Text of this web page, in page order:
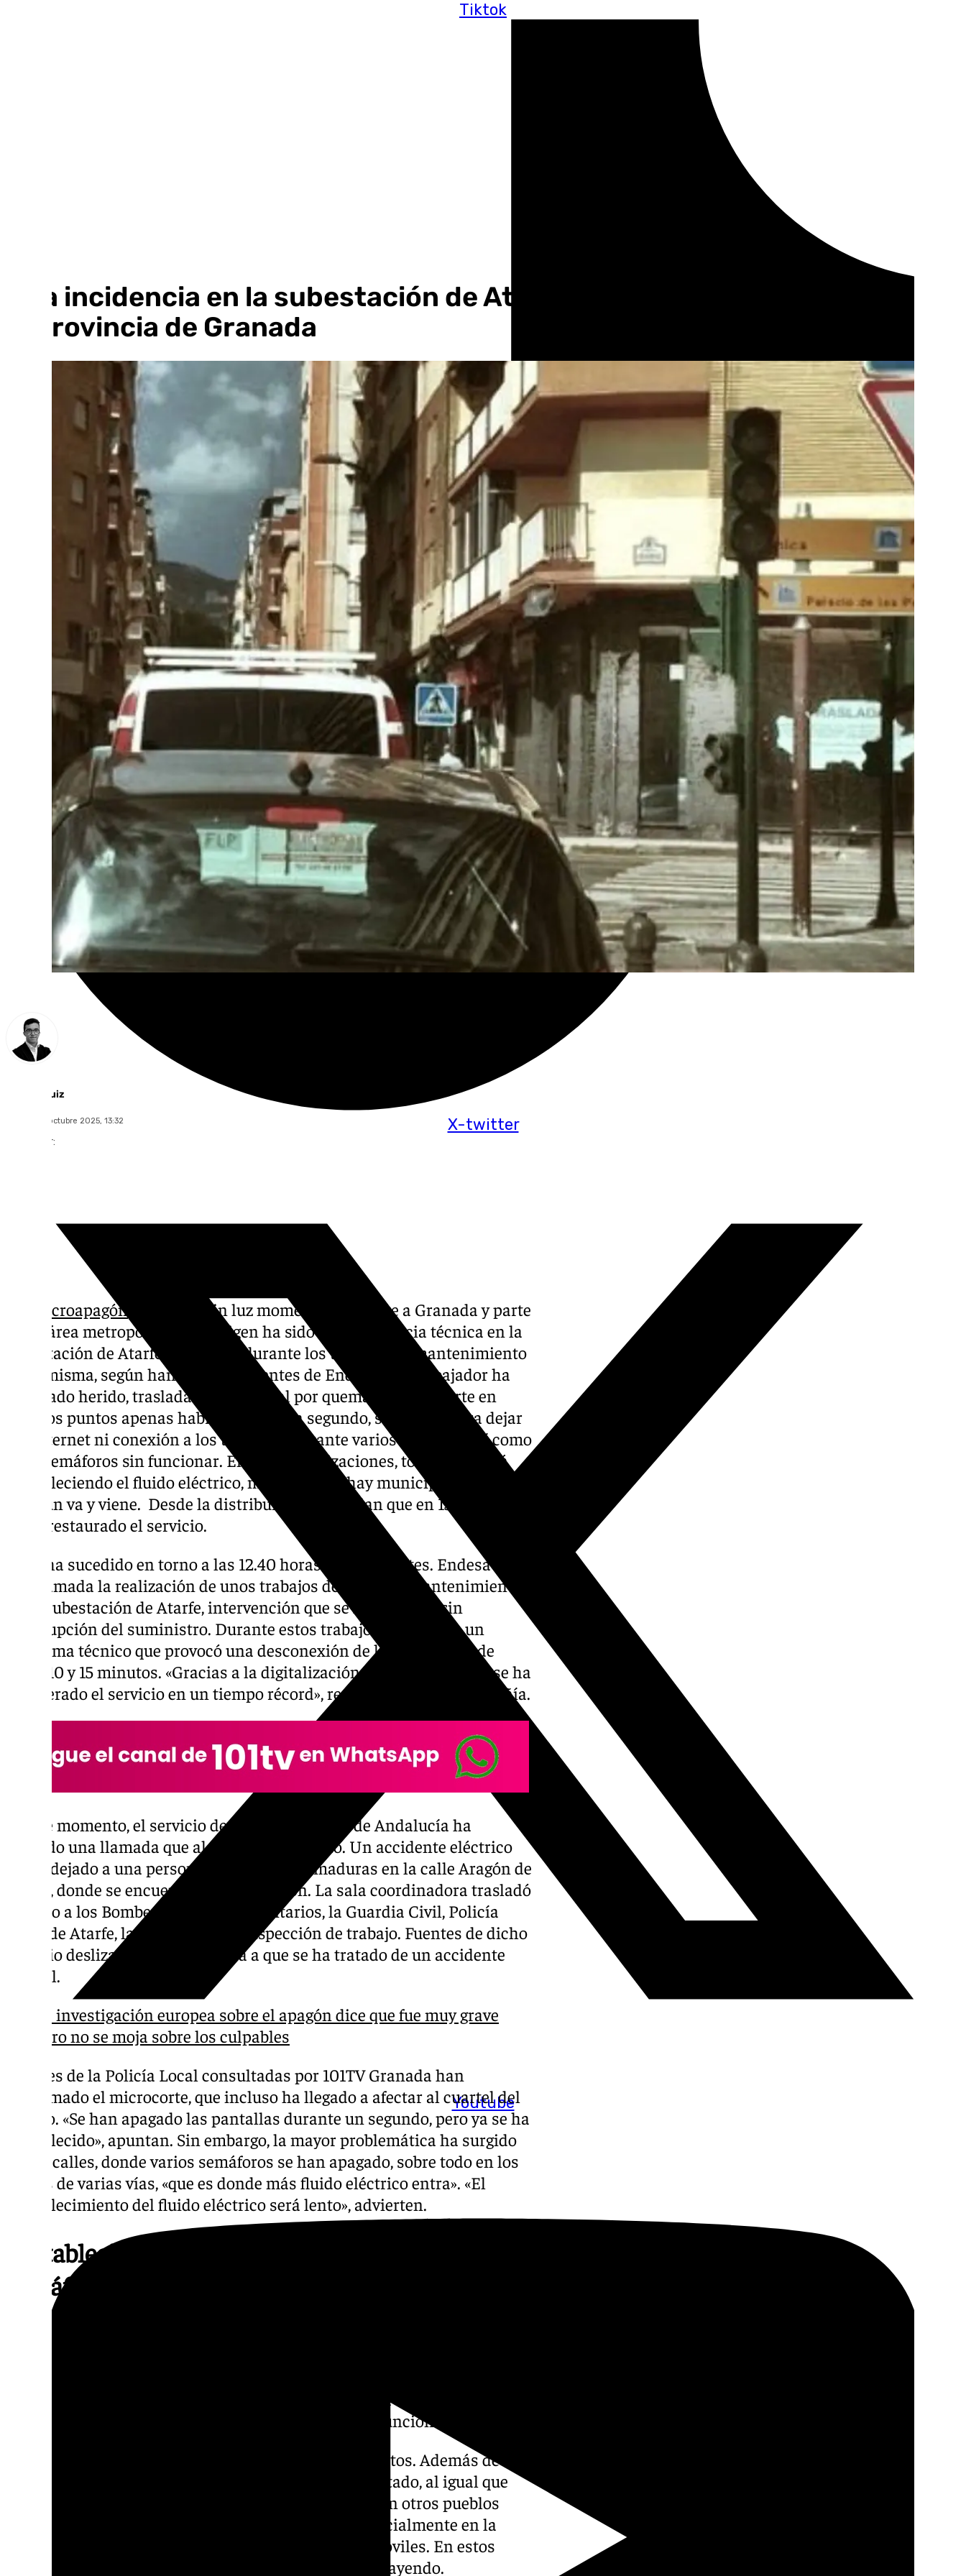
Tiktok
X-twitter
Youtube
Una incidencia en la subestación de Atarfe provoca un microapagón en
la provincia de Granada
Chema Ruiz
martes, 14 octubre 2025, 13:32
Compartir:
microapagón
ha dejado sin luz momentáneamente a Granada y parte
de su área metropolitana. El origen ha sido una incidencia técnica en la
subestación de Atarfe producida durante los trabajos de mantenimiento
en la misma, según han aclarado fuentes de Endesa. Un trabajador ha
resultado herido, trasladado al hospital por quemaduras. El corte en
algunos puntos apenas habría durado un segundo, suficiente para dejar
sin internet ni conexión a los teléfonos durante varios minutos, así como
a los semáforos sin funcionar. En otras localizaciones, todavía se está
restableciendo el fluido eléctrico, mientras que hay municipios en los
que aún va y viene. Desde la distribuidora trasladan que en 15 minutos
se ha restaurado el servicio.
Todo ha sucedido en torno a las 12.40 horas de este martes. Endesa tenía
programada la realización de unos trabajos de mejora y mantenimiento
en la subestación de Atarfe, intervención que se lleva a cabo sin
interrupción del suministro. Durante estos trabajos, se produjo un
problema técnico que provocó una desconexión de la instalación de
entre 10 y 15 minutos. «Gracias a la digitalización de la subestación se ha
recuperado el servicio en un tiempo récord», resaltan desde la compañía.
En ese momento, el servicio de Emergencias 112 de Andalucía ha
recibido una llamada que alerta de lo sucedido. Un accidente eléctrico
había dejado a una persona herida por quemaduras en la calle Aragón de
Atarfe, donde se encuentra la subestación. La sala coordinadora trasladó
el aviso a los Bomberos, efectivos sanitarios, la Guardia Civil, Policía
Local de Atarfe, la compañía y la inspección de trabajo. Fuentes de dicho
servicio deslizan que todo apunta a que se ha tratado de un accidente
laboral.
La investigación europea sobre el apagón dice que fue muy grave
pero no se moja sobre los culpables
Fuentes de la Policía Local consultadas por 101TV Granada han
confirmado el microcorte, que incluso ha llegado a afectar al cuartel del
cuerpo. «Se han apagado las pantallas durante un segundo, pero ya se ha
restablecido», apuntan. Sin embargo, la mayor problemática ha surgido
en las calles, donde varios semáforos se han apagado, sobre todo en los
cruces de varias vías, «que es donde más fluido eléctrico entra». «El
restablecimiento del fluido eléctrico será lento», advierten.
Restablecimiento del suministro en los
semáforos
Plaza de Isabel La Católica. El que conecta la Avenida de América con la
Avenida de Dílar, en el barrio del Zaidín, todavía no funciona.
El corte se ha percibido en la capital en distintos puntos. Además de
dicha barriada, el centro de la ciudad se ha visto afectado, al igual que
zonas de Villarejo, el Camino de Ronda y La Chana. En otros pueblos
como Albolote u Ogíjares también se ha notado, especialmente en la
conexión a internet y la cobertura de los teléfonos móviles. En estos
municipios el suministro y la conexión se continúa cayendo.